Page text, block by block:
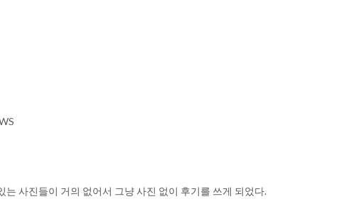
는 사진들이 거의 없어서 그냥 사진 없이 후기를 쓰게 되었다.